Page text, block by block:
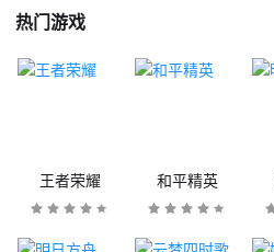
热门游戏
王者荣耀 和平精英